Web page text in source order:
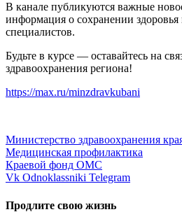
В канале публикуются важные
информация о сохранении
специалистов.
Будьте в курсе — оставайтесь на
здравоохранения региона!
https://max.ru/minzdravkubani
Министерство здравоохранения
Медицинская профилактика
Краевой фонд ОМС
Vk Odnoklassniki Telegram
Продлите свою жизнь